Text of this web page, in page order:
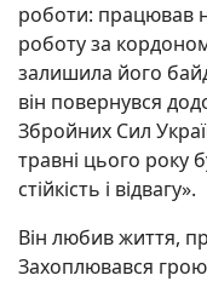
роботи: працював
роботу за
залишила його
він повернувся
Збройних Сил
травні цього року
стійкість і відвагу».
Він любив життя,
Захоплювався грою